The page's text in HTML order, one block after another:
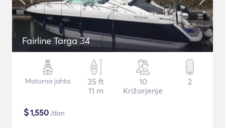
Fairline Targa 34
Motorna jahta
35 ft
11 m
10
Križarjenje
2
$1,550 /dan